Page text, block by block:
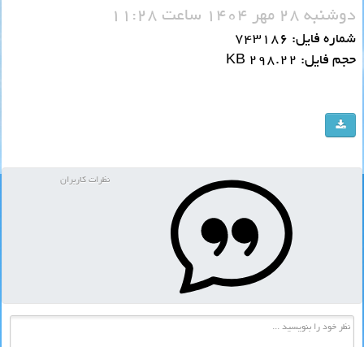
دوشنبه 28 مهر 1404 ساعت 11:28
شماره فایل: 743186
حجم فایل: 298.22 KB
نظرات کاربران